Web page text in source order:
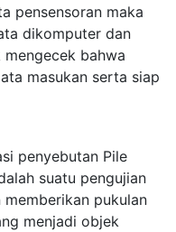
pensensoran maka
dikomputer dan
bahwa
masukan serta siap
penyebutan Pile
suatu pengujian
pukulan
menjadi objek